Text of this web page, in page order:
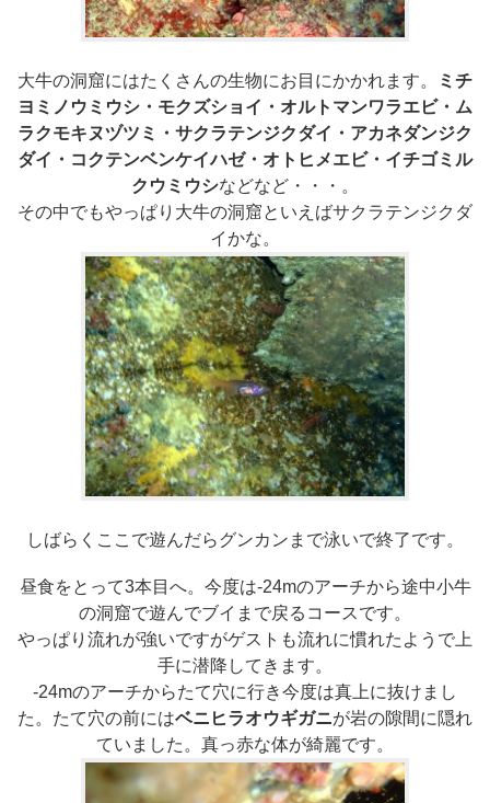
大牛の洞窟にはたくさんの生物にお目にかかれます。
ミチ
ヨミノウミウシ・モクズショイ・オルトマンワラエビ・ム
ラクモキヌヅツミ・サクラテンジクダイ・アカネダンジク
ダイ・コクテンベンケイハゼ・オトヒメエビ・イチゴミル
クウミウシなどなど・・・。
その中でもやっぱり大牛の洞窟といえばサクラテンジクダ
イかな。
しばらくここで遊んだらグンカンまで泳いで終了です。
昼食をとって3本目へ。今度は-24mのアーチから途中小牛
の洞窟で遊んでブイまで戻るコースです。
やっぱり流れが強いですがゲストも流れに慣れたようで上
手に潜降してきます。
-24mのアーチからたて穴に行き今度は真上に抜けまし
た。たて穴の前にはベニヒラオウギガニが岩の隙間に隠れ
ていました。真っ赤な体が綺麗です。